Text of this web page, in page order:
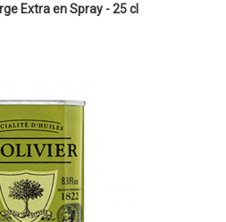
Extra en Spray - 25 cl